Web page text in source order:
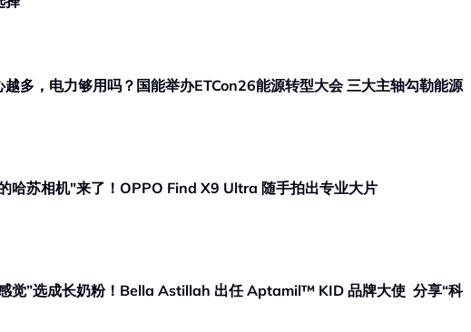
多，电力够用吗？国能举办ETCon26能源转型大会 三大主轴勾勒能源
哈苏相机"来了！OPPO Find X9 Ultra 随手拍出专业大片
觉”选成长奶粉！Bella Astillah 出任 Aptamil™ KID 品牌大使 分享“科